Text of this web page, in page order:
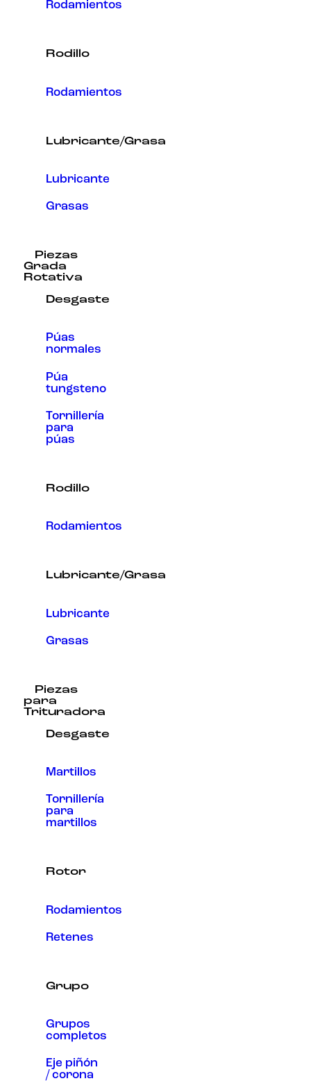
Rodamientos
Rodillo
Rodamientos
Lubricante/Grasa
Lubricante
Grasas
Piezas
Grada
Rotativa
Desgaste
Púas
normales
Púa
tungsteno
Tornillería
para
púas
Rodillo
Rodamientos
Lubricante/Grasa
Lubricante
Grasas
Piezas
para
Trituradora
Desgaste
Martillos
Tornillería
para
martillos
Rotor
Rodamientos
Retenes
Grupo
Grupos
completos
Eje piñón
/ corona